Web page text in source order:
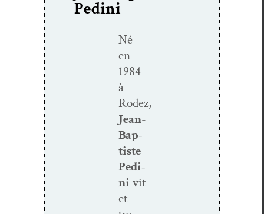
Pedini
Né
en
1984
à
Rodez,
Jean-
Bap­
tiste
Pedi­
ni vit
et